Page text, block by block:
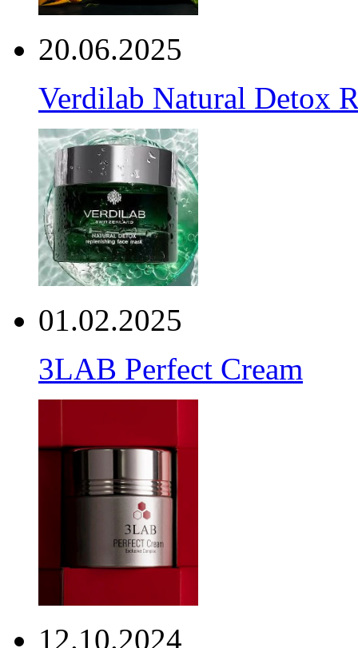
20.06.2025
Verdilab Natural Detox
01.02.2025
3LAB Perfect Cream
12.10.2024